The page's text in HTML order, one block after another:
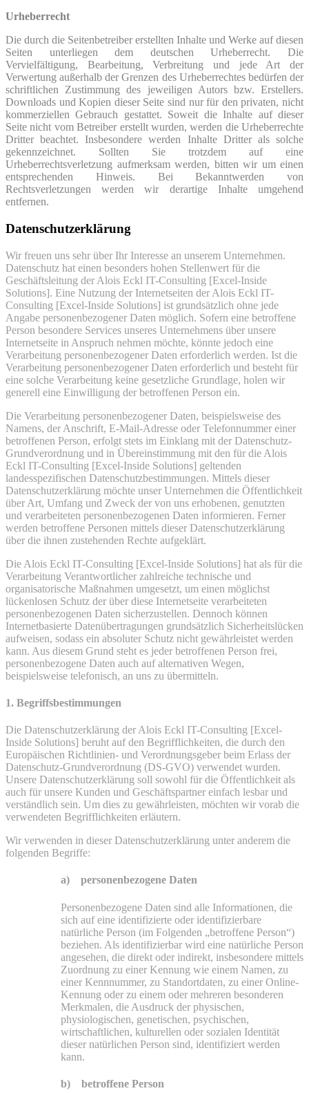
Urheberrecht
Die durch die Seitenbetreiber erstellten Inhalte und Werke auf diesen
Seiten unterliegen dem deutschen Urheberrecht. Die
Vervielfältigung, Bearbeitung, Verbreitung und jede Art der
Verwertung außerhalb der Grenzen des Urheberrechtes bedürfen der
schriftlichen Zustimmung des jeweiligen Autors bzw. Erstellers.
Downloads und Kopien dieser Seite sind nur für den privaten, nicht
kommerziellen Gebrauch gestattet. Soweit die Inhalte auf dieser
Seite nicht vom Betreiber erstellt wurden, werden die Urheberrechte
Dritter beachtet. Insbesondere werden Inhalte Dritter als solche
gekennzeichnet. Sollten Sie trotzdem auf eine
Urheberrechtsverletzung aufmerksam werden, bitten wir um einen
entsprechenden Hinweis. Bei Bekanntwerden von
Rechtsverletzungen werden wir derartige Inhalte umgehend
entfernen.
Datenschutzerklärung
Wir freuen uns sehr über Ihr Interesse an unserem Unternehmen.
Datenschutz hat einen besonders hohen Stellenwert für die
Geschäftsleitung der Alois Eckl IT-Consulting [Excel-Inside
Solutions]. Eine Nutzung der Internetseiten der Alois Eckl IT-
Consulting [Excel-Inside Solutions] ist grundsätzlich ohne jede
Angabe personenbezogener Daten möglich. Sofern eine betroffene
Person besondere Services unseres Unternehmens über unsere
Internetseite in Anspruch nehmen möchte, könnte jedoch eine
Verarbeitung personenbezogener Daten erforderlich werden. Ist die
Verarbeitung personenbezogener Daten erforderlich und besteht für
eine solche Verarbeitung keine gesetzliche Grundlage, holen wir
generell eine Einwilligung der betroffenen Person ein.
Die Verarbeitung personenbezogener Daten, beispielsweise des
Namens, der Anschrift, E-Mail-Adresse oder Telefonnummer einer
betroffenen Person, erfolgt stets im Einklang mit der Datenschutz-
Grundverordnung und in Übereinstimmung mit den für die Alois
Eckl IT-Consulting [Excel-Inside Solutions] geltenden
landesspezifischen Datenschutzbestimmungen. Mittels dieser
Datenschutzerklärung möchte unser Unternehmen die Öffentlichkeit
über Art, Umfang und Zweck der von uns erhobenen, genutzten
und verarbeiteten personenbezogenen Daten informieren. Ferner
werden betroffene Personen mittels dieser Datenschutzerklärung
über die ihnen zustehenden Rechte aufgeklärt.
Die Alois Eckl IT-Consulting [Excel-Inside Solutions] hat als für die
Verarbeitung Verantwortlicher zahlreiche technische und
organisatorische Maßnahmen umgesetzt, um einen möglichst
lückenlosen Schutz der über diese Internetseite verarbeiteten
personenbezogenen Daten sicherzustellen. Dennoch können
Internetbasierte Datenübertragungen grundsätzlich Sicherheitslücken
aufweisen, sodass ein absoluter Schutz nicht gewährleistet werden
kann. Aus diesem Grund steht es jeder betroffenen Person frei,
personenbezogene Daten auch auf alternativen Wegen,
beispielsweise telefonisch, an uns zu übermitteln.
1. Begriffsbestimmungen
Die Datenschutzerklärung der Alois Eckl IT-Consulting [Excel-
Inside Solutions] beruht auf den Begrifflichkeiten, die durch den
Europäischen Richtlinien- und Verordnungsgeber beim Erlass der
Datenschutz-Grundverordnung (DS-GVO) verwendet wurden.
Unsere Datenschutzerklärung soll sowohl für die Öffentlichkeit als
auch für unsere Kunden und Geschäftspartner einfach lesbar und
verständlich sein. Um dies zu gewährleisten, möchten wir vorab die
verwendeten Begrifflichkeiten erläutern.
Wir verwenden in dieser Datenschutzerklärung unter anderem die
folgenden Begriffe:
a) personenbezogene Daten
Personenbezogene Daten sind alle Informationen, die
sich auf eine identifizierte oder identifizierbare
natürliche Person (im Folgenden „betroffene Person“)
beziehen. Als identifizierbar wird eine natürliche Person
angesehen, die direkt oder indirekt, insbesondere mittels
Zuordnung zu einer Kennung wie einem Namen, zu
einer Kennnummer, zu Standortdaten, zu einer Online-
Kennung oder zu einem oder mehreren besonderen
Merkmalen, die Ausdruck der physischen,
physiologischen, genetischen, psychischen,
wirtschaftlichen, kulturellen oder sozialen Identität
dieser natürlichen Person sind, identifiziert werden
kann.
b) betroffene Person